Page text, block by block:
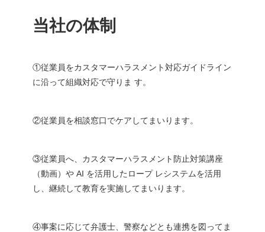
当社の体制
①従業員をカスタマーハラスメント対応ガイドライン
に沿って組織対応で守りま す。
②従業員を相談窓⼝でケアしてまいります。
③従業員へ、カスタマーハラスメント防⽌対策講座
（動画）や AI を活⽤したロープ レシステムを活⽤
し、継続して教育を実施してまいります。
④事案に応じて弁護⼠、警察などとも連携を図ってま